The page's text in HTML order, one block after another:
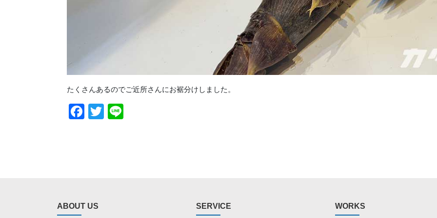
たくさんあるのでご近所さんにお裾分けしました。
Facebook
Twitter
ABOUT US SERVICE WORKS